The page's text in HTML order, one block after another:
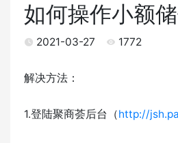
如何操作小额
2021-03-27 1772
解决方法：
1.登陆聚商荟后台（http://